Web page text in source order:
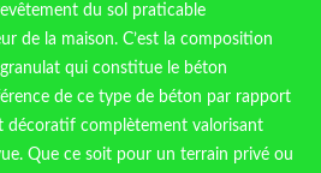
du sol praticable
de la maison. C’est la composition
qui constitue le béton
de ce type de béton par rapport
décoratif complètement valorisant
Que ce soit pour un terrain privé ou